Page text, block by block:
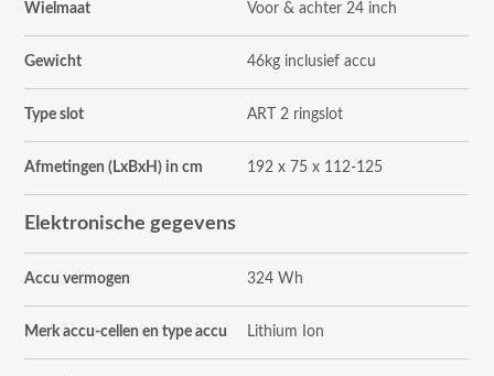
Wielmaat Voor & achter 24 inch
Gewicht 46kg inclusief accu
Type slot ART 2 ringslot
Afmetingen (LxBxH) in cm 192 x 75 x 112-125
Elektronische gegevens
Accu vermogen 324 Wh
Merk accu-cellen en type accu Lithium Ion